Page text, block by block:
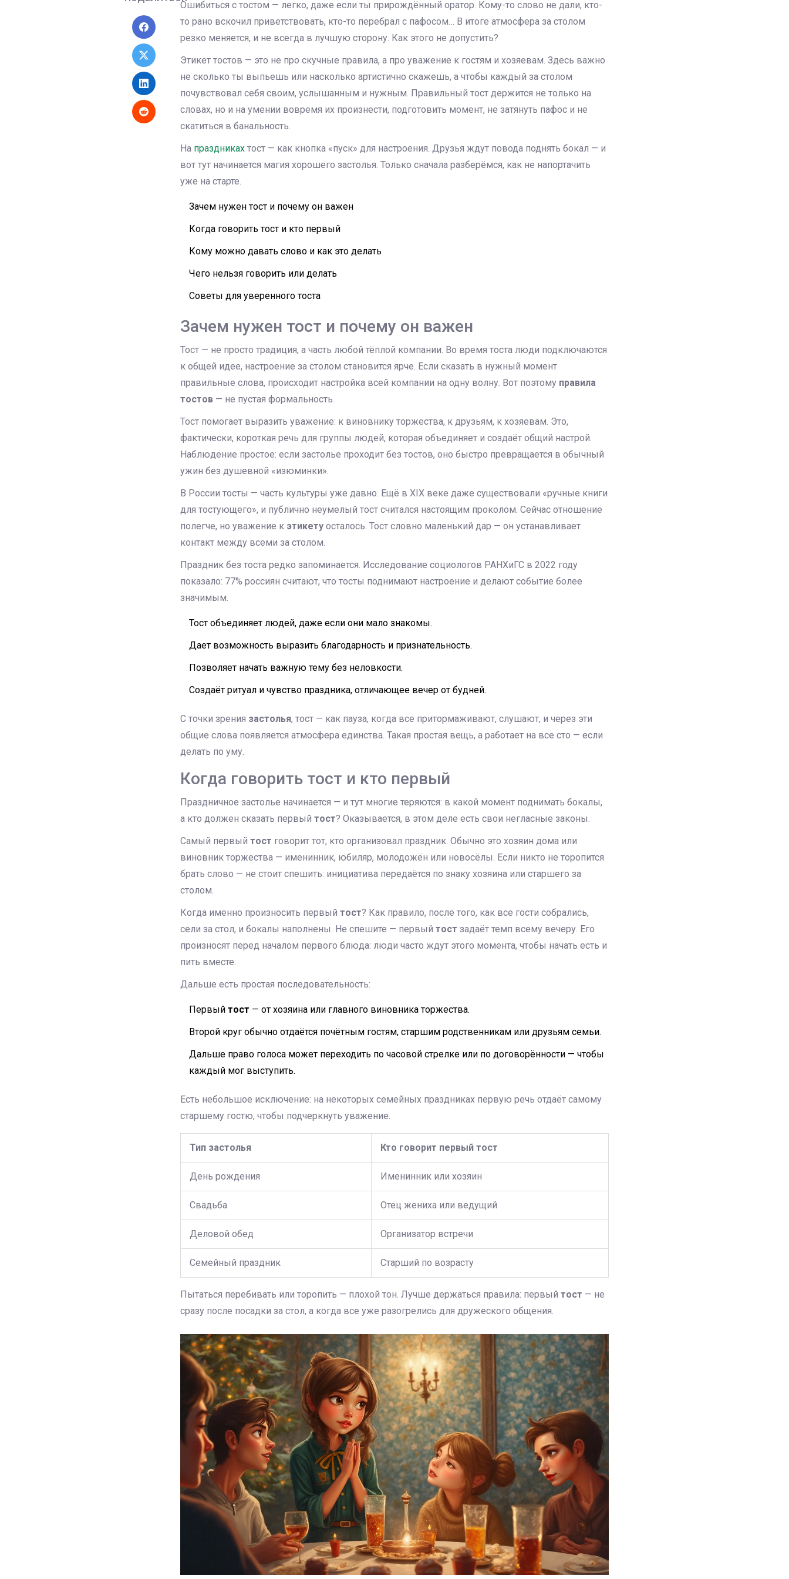
Ошибиться с тостом — легко, даже если ты прирождённый оратор. Кому-то слово не дали, кто-
то рано вскочил приветствовать, кто-то перебрал с пафосом… В итоге атмосфера за столом
резко меняется, и не всегда в лучшую сторону. Как этого не допустить?
Этикет тостов — это не про скучные правила, а про уважение к гостям и хозяевам. Здесь важно
не сколько ты выпьешь или насколько артистично скажешь, а чтобы каждый за столом
почувствовал себя своим, услышанным и нужным. Правильный тост держится не только на
словах, но и на умении вовремя их произнести, подготовить момент, не затянуть пафос и не
скатиться в банальность.
На праздниках тост — как кнопка «пуск» для настроения. Друзья ждут повода поднять бокал — и
вот тут начинается магия хорошего застолья. Только сначала разберёмся, как не напортачить
уже на старте.
Зачем нужен тост и почему он важен
Когда говорить тост и кто первый
Кому можно давать слово и как это делать
Чего нельзя говорить или делать
Советы для уверенного тоста
Зачем нужен тост и почему он важен
Тост — не просто традиция, а часть любой тёплой компании. Во время тоста люди подключаются
к общей идее, настроение за столом становится ярче. Если сказать в нужный момент
правильные слова, происходит настройка всей компании на одну волну. Вот поэтому правила
тостов — не пустая формальность.
Тост помогает выразить уважение: к виновнику торжества, к друзьям, к хозяевам. Это,
фактически, короткая речь для группы людей, которая объединяет и создаёт общий настрой.
Наблюдение простое: если застолье проходит без тостов, оно быстро превращается в обычный
ужин без душевной «изюминки».
В России тосты — часть культуры уже давно. Ещё в XIX веке даже существовали «ручные книги
для тостующего», и публично неумелый тост считался настоящим проколом. Сейчас отношение
полегче, но уважение к этикету осталось. Тост словно маленький дар — он устанавливает
контакт между всеми за столом.
Праздник без тоста редко запоминается. Исследование социологов РАНХиГС в 2022 году
показало: 77% россиян считают, что тосты поднимают настроение и делают событие более
значимым.
Тост объединяет людей, даже если они мало знакомы.
Дает возможность выразить благодарность и признательность.
Позволяет начать важную тему без неловкости.
Создаёт ритуал и чувство праздника, отличающее вечер от будней.
С точки зрения застолья, тост — как пауза, когда все притормаживают, слушают, и через эти
общие слова появляется атмосфера единства. Такая простая вещь, а работает на все сто — если
делать по уму.
Когда говорить тост и кто первый
Праздничное застолье начинается — и тут многие теряются: в какой момент поднимать бокалы,
а кто должен сказать первый тост? Оказывается, в этом деле есть свои негласные законы.
Самый первый тост говорит тот, кто организовал праздник. Обычно это хозяин дома или
виновник торжества — именинник, юбиляр, молодожён или новосёлы. Если никто не торопится
брать слово — не стоит спешить: инициатива передаётся по знаку хозяина или старшего за
столом.
Когда именно произносить первый тост? Как правило, после того, как все гости собрались,
сели за стол, и бокалы наполнены. Не спешите — первый тост задаёт темп всему вечеру. Его
произносят перед началом первого блюда: люди часто ждут этого момента, чтобы начать есть и
пить вместе.
Дальше есть простая последовательность:
Первый тост — от хозяина или главного виновника торжества.
Второй круг обычно отдаётся почётным гостям, старшим родственникам или друзьям семьи.
Дальше право голоса может переходить по часовой стрелке или по договорённости — чтобы
каждый мог выступить.
Есть небольшое исключение: на некоторых семейных праздниках первую речь отдаёт самому
старшему гостю, чтобы подчеркнуть уважение.
Тип застолья Кто говорит первый тост
День рождения Именинник или хозяин
Свадьба Отец жениха или ведущий
Деловой обед Организатор встречи
Семейный праздник Старший по возрасту
Пытаться перебивать или торопить — плохой тон. Лучше держаться правила: первый тост — не
сразу после посадки за стол, а когда все уже разогрелись для дружеского общения.